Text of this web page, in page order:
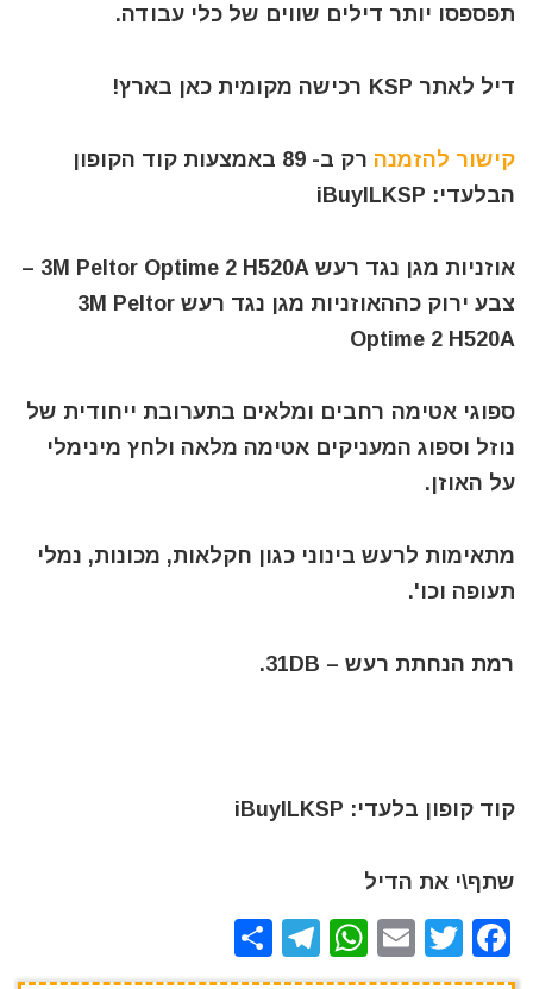
תפספסו יותר דילים שווים של כלי עבודה.
דיל לאתר KSP רכישה מקומית כאן בארץ!
קישור להזמנה
רק ב- 89 באמצעות קוד הקופון
הבלעדי: iBuyILKSP
אוזניות מגן נגד רעש 3M Peltor Optime 2 H520A –
צבע ירוק כההאוזניות מגן נגד רעש 3M Peltor
Optime 2 H520A
ספוגי אטימה רחבים ומלאים בתערובת ייחודית של
נוזל וספוג המעניקים אטימה מלאה ולחץ מינימלי
על האוזן.
מתאימות לרעש בינוני כגון חקלאות, מכונות, נמלי
תעופה וכו'.
רמת הנחתת רעש – 31DB.
קוד קופון בלעדי: iBuyILKSP
שתף\י את הדיל
F
a
T
w
E
m
W
h
T
el
h